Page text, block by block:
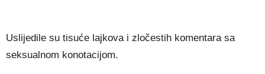
Uslijedile su tisuće lajkova i zločestih komentara sa
seksualnom konotacijom.